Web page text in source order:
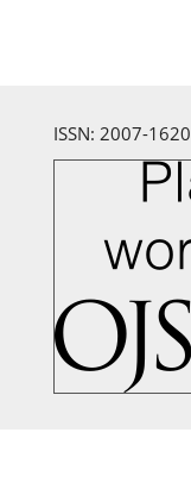
ISSN: 2007-1620